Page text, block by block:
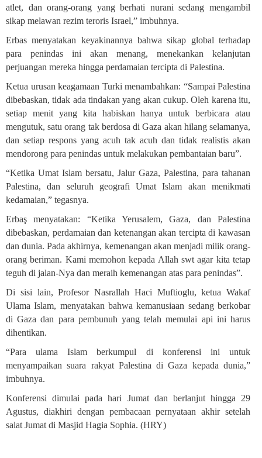
atlet, dan orang-orang yang berhati nurani sedang mengambil
sikap melawan rezim teroris Israel,” imbuhnya.
Erbas menyatakan keyakinannya bahwa sikap global terhadap
para penindas ini akan menang, menekankan kelanjutan
perjuangan mereka hingga perdamaian tercipta di Palestina.
Ketua urusan keagamaan Turki menambahkan: “Sampai Palestina
dibebaskan, tidak ada tindakan yang akan cukup. Oleh karena itu,
setiap menit yang kita habiskan hanya untuk berbicara atau
mengutuk, satu orang tak berdosa di Gaza akan hilang selamanya,
dan setiap respons yang acuh tak acuh dan tidak realistis akan
mendorong para penindas untuk melakukan pembantaian baru”.
“Ketika Umat Islam bersatu, Jalur Gaza, Palestina, para tahanan
Palestina, dan seluruh geografi Umat Islam akan menikmati
kedamaian,” tegasnya.
Erbaş menyatakan: “Ketika Yerusalem, Gaza, dan Palestina
dibebaskan, perdamaian dan ketenangan akan tercipta di kawasan
dan dunia. Pada akhirnya, kemenangan akan menjadi milik orang-
orang beriman. Kami memohon kepada Allah swt agar kita tetap
teguh di jalan-Nya dan meraih kemenangan atas para penindas”.
Di sisi lain, Profesor Nasrallah Haci Muftioglu, ketua Wakaf
Ulama Islam, menyatakan bahwa kemanusiaan sedang berkobar
di Gaza dan para pembunuh yang telah memulai api ini harus
dihentikan.
“Para ulama Islam berkumpul di konferensi ini untuk
menyampaikan suara rakyat Palestina di Gaza kepada dunia,”
imbuhnya.
Konferensi dimulai pada hari Jumat dan berlanjut hingga 29
Agustus, diakhiri dengan pembacaan pernyataan akhir setelah
salat Jumat di Masjid Hagia Sophia. (HRY)